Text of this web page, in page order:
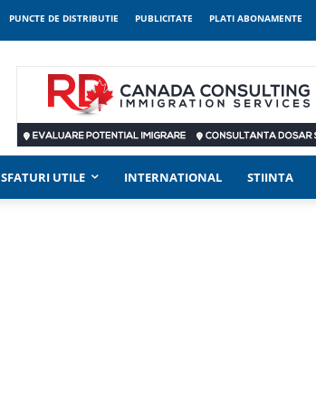
PUNCTE DE DISTRIBUTIE PUBLICITATE PLATI ABONAMENTE
SFATURI UTILE INTERNATIONAL STIINTA